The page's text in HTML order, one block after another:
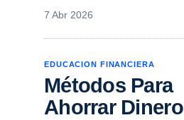
7 Abr 2026
EDUCACION FINANCIERA
Métodos Para
Ahorrar Dinero